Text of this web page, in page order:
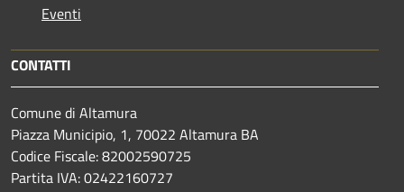
Eventi
CONTATTI
Comune di Altamura
Piazza Municipio, 1, 70022 Altamura BA
Codice Fiscale: 82002590725
Partita IVA: 02422160727